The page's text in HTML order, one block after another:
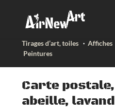
Tirages d’art, toiles· Affiches
Peintures
Carte
abeille,